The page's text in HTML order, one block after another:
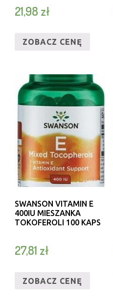
21,98 zł
ZOBACZ CENĘ
SWANSON VITAMIN E
400IU MIESZANKA
TOKOFEROLI 100 KAPS
27,81 zł
ZOBACZ CENĘ